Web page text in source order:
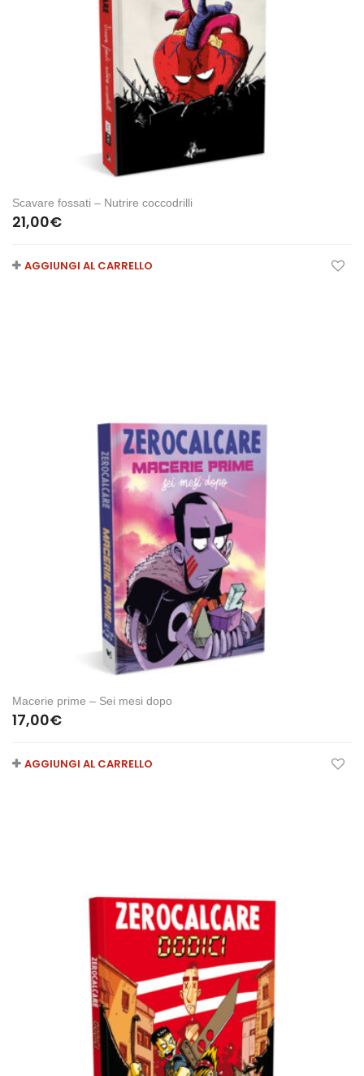
Scavare fossati – Nutrire coccodrilli
21,00€
AGGIUNGI AL CARRELLO
Macerie prime – Sei mesi dopo
17,00€
AGGIUNGI AL CARRELLO